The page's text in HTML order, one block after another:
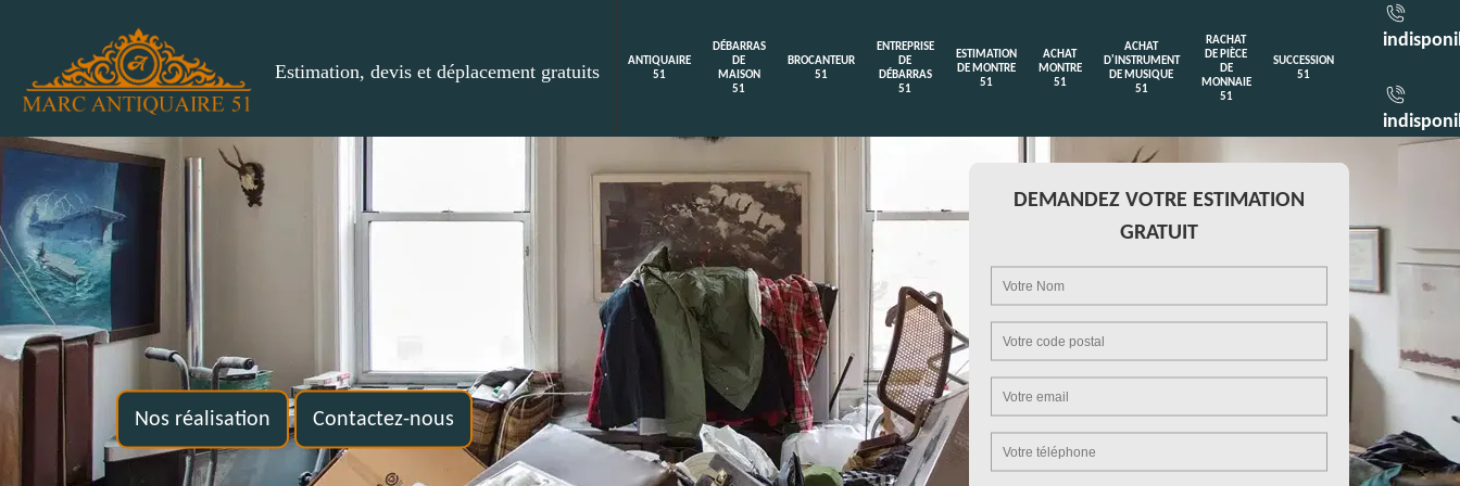
Estimation, devis et déplacement gratuits
ANTIQUAIRE
51
DÉBARRAS
DE
MAISON
51
BROCANTEUR
51
ENTREPRISE
DE
DÉBARRAS
51
ESTIMATION
DE MONTRE
51
ACHAT
MONTRE
51
ACHAT
D'INSTRUMENT
DE MUSIQUE
51
RACHAT
DE PIÈCE
DE
MONNAIE
51
SUCCESSION
51
Nos réalisation Contactez-nous
DEMANDEZ VOTRE ESTIMATION
GRATUIT